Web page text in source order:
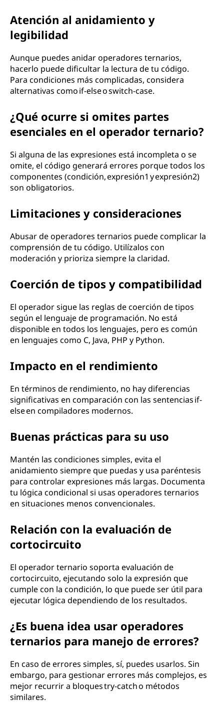
Atención al anidamiento y
legibilidad
Aunque puedes anidar operadores ternarios,
hacerlo puede dificultar la lectura de tu código.
Para condiciones más complicadas, considera
alternativas como if-else o switch-case.
¿Qué ocurre si omites partes
esenciales en el operador ternario?
Si alguna de las expresiones está incompleta o se
omite, el código generará errores porque todos los
componentes (condición, expresión1 y expresión2)
son obligatorios.
Limitaciones y consideraciones
Abusar de operadores ternarios puede complicar la
comprensión de tu código. Utilízalos con
moderación y prioriza siempre la claridad.
Coerción de tipos y compatibilidad
El operador sigue las reglas de coerción de tipos
según el lenguaje de programación. No está
disponible en todos los lenguajes, pero es común
en lenguajes como C, Java, PHP y Python.
Impacto en el rendimiento
En términos de rendimiento, no hay diferencias
significativas en comparación con las sentencias if-
else en compiladores modernos.
Buenas prácticas para su uso
Mantén las condiciones simples, evita el
anidamiento siempre que puedas y usa paréntesis
para controlar expresiones más largas. Documenta
tu lógica condicional si usas operadores ternarios
en situaciones menos convencionales.
Relación con la evaluación de
cortocircuito
El operador ternario soporta evaluación de
cortocircuito, ejecutando solo la expresión que
cumple con la condición, lo que puede ser útil para
ejecutar lógica dependiendo de los resultados.
¿Es buena idea usar operadores
ternarios para manejo de errores?
En caso de errores simples, sí, puedes usarlos. Sin
embargo, para gestionar errores más complejos, es
mejor recurrir a bloques try-catch o métodos
similares.